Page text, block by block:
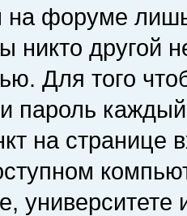
форуме
никто другой
Для того
и пароль
на
университете